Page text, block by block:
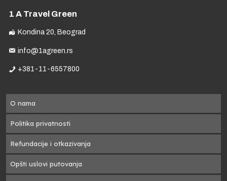
1 A Travel Green
Kondina 20, Beograd
info@1agreen.rs
+381-11-6557800
O nama
Politika privatnosti
Refundacije i otkazivanja
Opšti uslovi putovanja